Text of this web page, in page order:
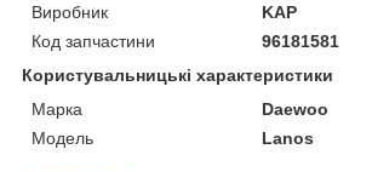
Виробник
KAP
Код запчастини
96181581
Користувальницькі характеристики
Марка
Daewoo
Модель
Lanos